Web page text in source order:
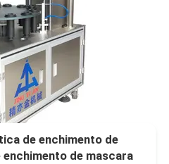
de enchimento de
de mascara